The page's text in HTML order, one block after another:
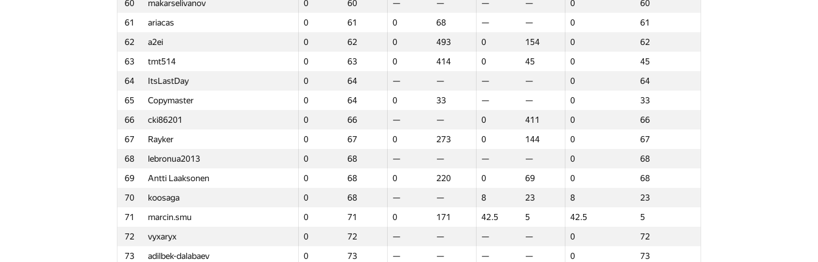
60
makarselivanov 0 60 — — — — 0
60
61
ariacas 0 61 0 68 — — 0
61
62
a2ei 0 62 0 493 0 154 0
62
63
tmt514 0 63 0 414 0 45 0
45
64
ItsLastDay 0 64 — — — — 0
64
65
Copymaster 0 64 0 33 — — 0
33
66
cki86201 0 66 — — 0 411 0
66
67
Rayker 0 67 0 273 0 144 0
67
68
lebronua2013 0 68 — — — — 0
68
69
Antti Laaksonen 0 68 0 220 0 69 0
68
70
koosaga 0 68 — — 8 23 8
23
71
marcin.smu 0 71 0 171 42.5 5 42.5
5
72
vyxaryx 0 72 — — — — 0
72
73
adilbek-dalabaev 0 73 — — — — 0
73
Қатысушы 1 Барлығы
GP30 Орын NGP30 Sum Мин. орын